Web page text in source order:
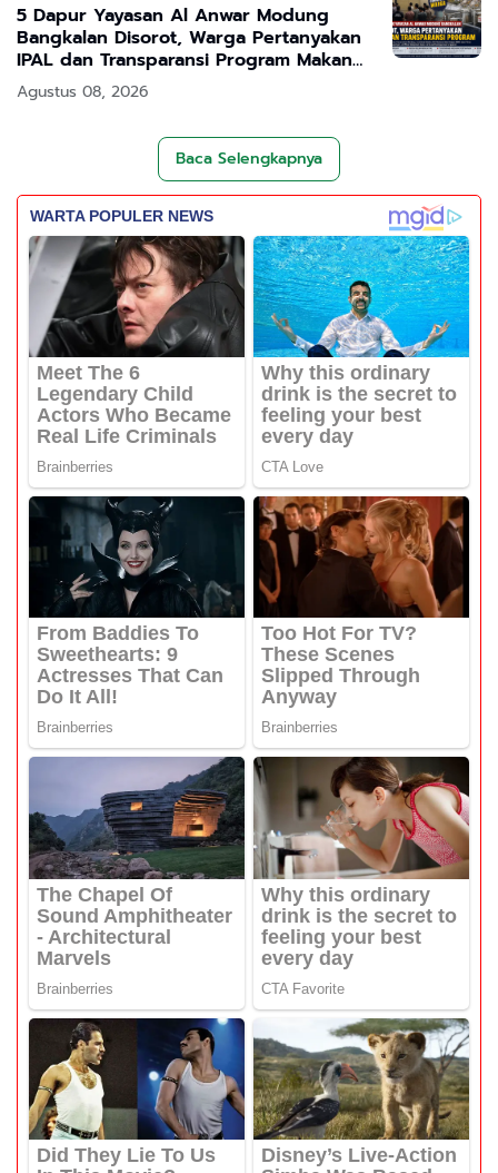
5 Dapur Yayasan Al Anwar Modung
Bangkalan Disorot, Warga Pertanyakan
IPAL dan Transparansi Program Makan
Bergizi Gratis
Agustus 08, 2026
Baca Selengkapnya